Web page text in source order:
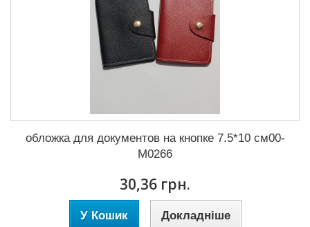
обложка для документов на кнопке 7.5*10 см00-
М0266
30,36 грн.
У Кошик Докладніше